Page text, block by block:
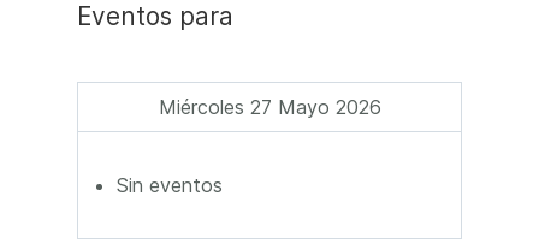
Eventos para
Miércoles 27 Mayo 2026
Sin eventos